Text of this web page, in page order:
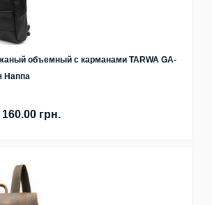
объемный с карманами TARWA GA-
Наппа
160.00 грн.